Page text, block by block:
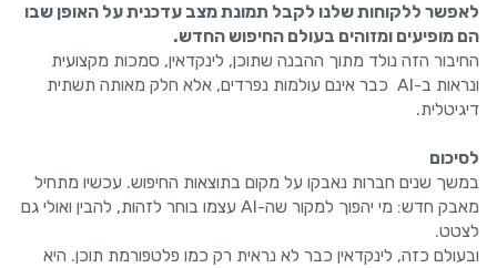
לאפשר ללקוחות שלנו לקבל תמונת מצב עדכנית על האופן שבו
הם מופיעים ומזוהים בעולם החיפוש החדש.
החיבור הזה נולד מתוך ההבנה שתוכן, לינקדאין, סמכות מקצועית
ונראות ב-AI כבר אינם עולמות נפרדים, אלא חלק מאותה תשתית
דיגיטלית.
לסיכום
במשך שנים חברות נאבקו על מקום בתוצאות החיפוש. עכשיו מתחיל
מאבק חדש: מי יהפוך למקור שה-AI עצמו בוחר לזהות, להבין ואולי גם
לצטט.
ובעולם כזה, לינקדאין כבר לא נראית רק כמו פלטפורמת תוכן. היא